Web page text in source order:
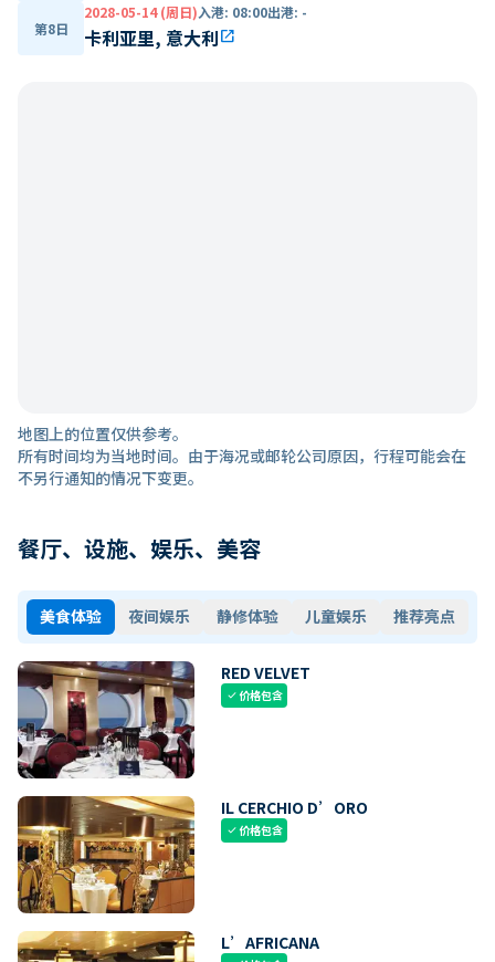
第8日
2028-05-14 (周日)入港: 08:00出港: -
卡利亚里, 意大利open_in_new
地图上的位置仅供参考。
所有时间均为当地时间。由于海况或邮轮公司原因，行程可能会在
不另行通知的情况下变更。
餐厅、设施、娱乐、美容
美食体验 夜间娱乐 静修体验 儿童娱乐 推荐亮点
RED VELVET
check价格包含
IL CERCHIO D’ORO
check价格包含
L’AFRICANA